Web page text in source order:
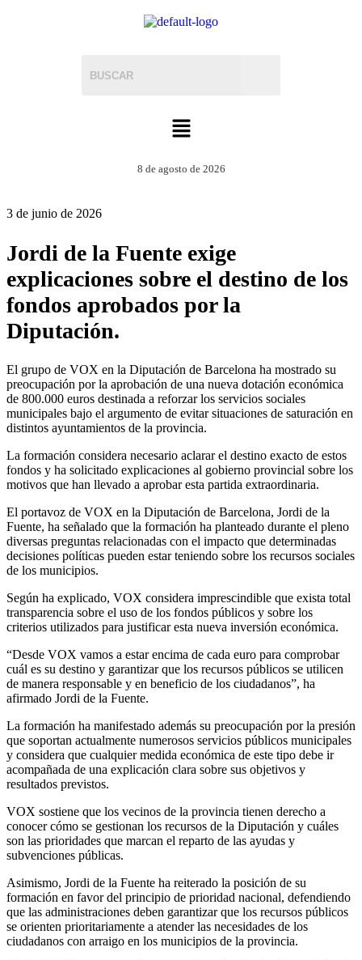
8 de agosto de 2026
3 de junio de 2026
Jordi de la Fuente exige
explicaciones sobre el destino de los
fondos aprobados por la
Diputación.
El grupo de VOX en la Diputación de Barcelona ha mostrado su
preocupación por la aprobación de una nueva dotación económica
de 800.000 euros destinada a reforzar los servicios sociales
municipales bajo el argumento de evitar situaciones de saturación en
distintos ayuntamientos de la provincia.
La formación considera necesario aclarar el destino exacto de estos
fondos y ha solicitado explicaciones al gobierno provincial sobre los
motivos que han llevado a aprobar esta partida extraordinaria.
El portavoz de VOX en la Diputación de Barcelona, Jordi de la
Fuente, ha señalado que la formación ha planteado durante el pleno
diversas preguntas relacionadas con el impacto que determinadas
decisiones políticas pueden estar teniendo sobre los recursos sociales
de los municipios.
Según ha explicado, VOX considera imprescindible que exista total
transparencia sobre el uso de los fondos públicos y sobre los
criterios utilizados para justificar esta nueva inversión económica.
“Desde VOX vamos a estar encima de cada euro para comprobar
cuál es su destino y garantizar que los recursos públicos se utilicen
de manera responsable y en beneficio de los ciudadanos”, ha
afirmado Jordi de la Fuente.
La formación ha manifestado además su preocupación por la presión
que soportan actualmente numerosos servicios públicos municipales
y considera que cualquier medida económica de este tipo debe ir
acompañada de una explicación clara sobre sus objetivos y
resultados previstos.
VOX sostiene que los vecinos de la provincia tienen derecho a
conocer cómo se gestionan los recursos de la Diputación y cuáles
son las prioridades que marcan el reparto de las ayudas y
subvenciones públicas.
Asimismo, Jordi de la Fuente ha reiterado la posición de su
formación en favor del principio de prioridad nacional, defendiendo
que las administraciones deben garantizar que los recursos públicos
se orienten prioritariamente a atender las necesidades de los
ciudadanos con arraigo en los municipios de la provincia.